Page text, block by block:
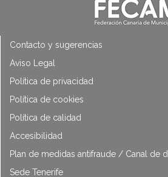
Contacto y sugerencias
Aviso Legal
Política de privacidad
Política de cookies
Política de calidad
Accesibilidad
Plan de medidas antifraude / Canal de
Sede Tenerife